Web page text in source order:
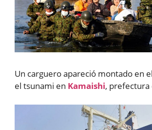
Un carguero apareció montado en
el tsunami en Kamaishi, prefectura